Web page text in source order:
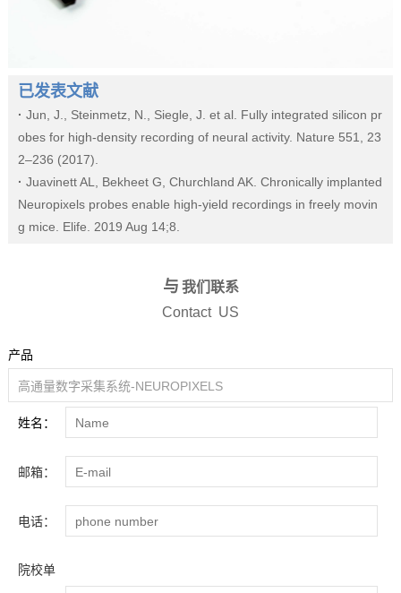
已发表文献
· Jun, J., Steinmetz, N., Siegle, J. et al. Fully integrated silicon pr
obes for high-density recording of neural activity. Nature 551, 23
2–236 (2017).
· Juavinett AL, Bekheet G, Churchland AK. Chronically implanted
Neuropixels probes enable high-yield recordings in freely movin
g mice. Elife. 2019 Aug 14;8.
与 我们联系
Contact US
产品
姓名：
邮箱：
电话：
院校单